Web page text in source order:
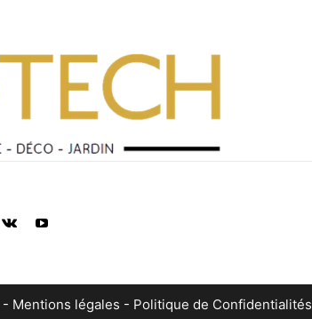
- Mentions légales - Politique de Confidentialités